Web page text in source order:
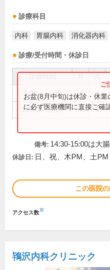
診療科目
内科 胃腸内科 消化器内科
診療/受付時間・休診日
9:00～12:30 ● ●
14:30～18:00 ● ●
お盆(8月中旬)は休診・休
に必ず医療機関に直接ご確
備考: 14:30-15:00は大
休診日: 日、祝、木PM、土PM
この医院
アクセス数※
鴇沢内科クリニック